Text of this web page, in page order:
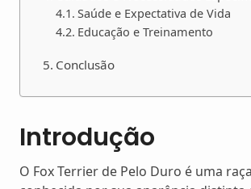
Saúde e Expectativa de Vida
Educação e Treinamento
Conclusão
Introdução
O Fox Terrier de Pelo Duro é uma